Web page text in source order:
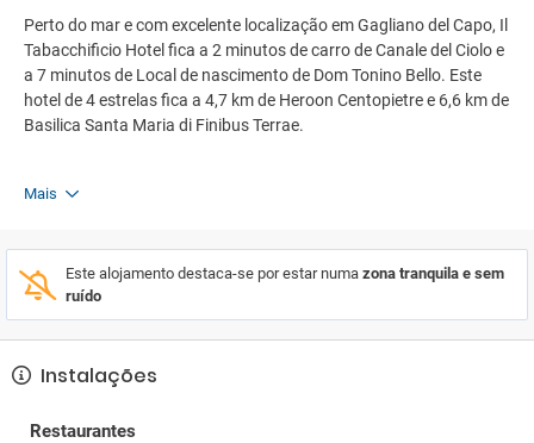
Perto do mar e com excelente localização em Gagliano del Capo, Il
Tabacchificio Hotel fica a 2 minutos de carro de Canale del Ciolo e
a 7 minutos de Local de nascimento de Dom Tonino Bello. Este
hotel de 4 estrelas fica a 4,7 km de Heroon Centopietre e 6,6 km de
Basilica Santa Maria di Finibus Terrae.
Mais
Este alojamento destaca-se por estar numa zona tranquila e sem
ruído
Instalações
Restaurantes